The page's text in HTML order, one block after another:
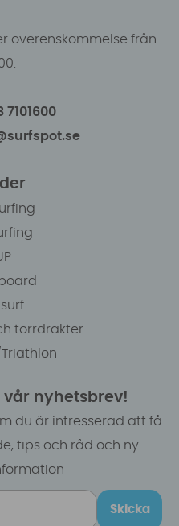
överenskommelse från
7101600
torrdräkter
vår nyhetsbrev!
du är intresserad att få
tips och råd och ny
Skicka